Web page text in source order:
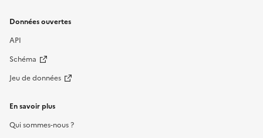
Données ouvertes
API
Schéma
Jeu de données
En savoir plus
Qui sommes-nous ?